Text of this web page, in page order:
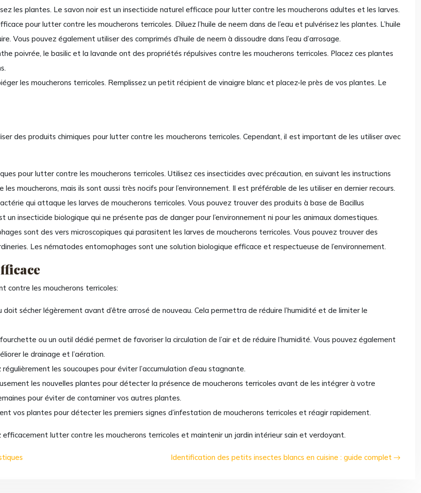
les plantes. Le savon noir est un insecticide naturel efficace pour lutter contre les moucherons adultes et les larves.
pour lutter contre les moucherons terricoles. Diluez l’huile de neem dans de l’eau et pulvérisez les plantes. L’huile
Vous pouvez également utiliser des comprimés d’huile de neem à dissoudre dans l’eau d’arrosage.
poivrée, le basilic et la lavande ont des propriétés répulsives contre les moucherons terricoles. Placez ces plantes
les moucherons terricoles. Remplissez un petit récipient de vinaigre blanc et placez-le près de vos plantes. Le
des produits chimiques pour lutter contre les moucherons terricoles. Cependant, il est important de les utiliser avec
pour lutter contre les moucherons terricoles. Utilisez ces insecticides avec précaution, en suivant les instructions
moucherons, mais ils sont aussi très nocifs pour l’environnement. Il est préférable de les utiliser en dernier recours.
qui attaque les larves de moucherons terricoles. Vous pouvez trouver des produits à base de Bacillus
un insecticide biologique qui ne présente pas de danger pour l’environnement ni pour les animaux domestiques.
sont des vers microscopiques qui parasitent les larves de moucherons terricoles. Vous pouvez trouver des
Les nématodes entomophages sont une solution biologique efficace et respectueuse de l’environnement.
contre les moucherons terricoles:
doit sécher légèrement avant d’être arrosé de nouveau. Cela permettra de réduire l’humidité et de limiter le
ou un outil dédié permet de favoriser la circulation de l’air et de réduire l’humidité. Vous pouvez également
le drainage et l’aération.
les soucoupes pour éviter l’accumulation d’eau stagnante.
les nouvelles plantes pour détecter la présence de moucherons terricoles avant de les intégrer à votre
pour éviter de contaminer vos autres plantes.
vos plantes pour détecter les premiers signes d’infestation de moucherons terricoles et réagir rapidement.
lutter contre les moucherons terricoles et maintenir un jardin intérieur sain et verdoyant.
Identification des petits insectes blancs en cuisine : guide complet